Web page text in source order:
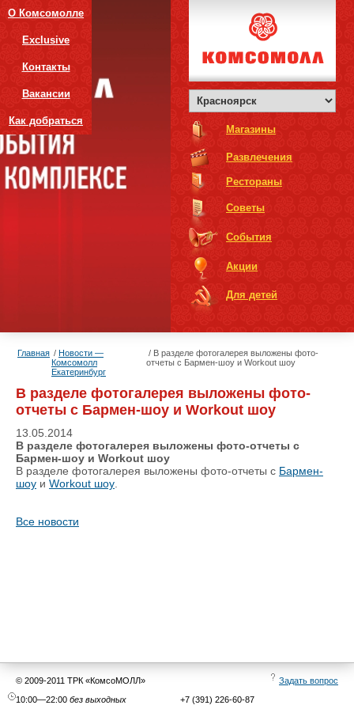
О Комсомолле
Exclusive
Контакты
Вакансии
Как добраться
Магазины
Развлечения
Рестораны
Советы
События
Акции
Для детей
Главная
Новости —
Комсомолл
Екатеринбург
В разделе фотогалерея выложены фото-
отчеты с Бармен-шоу и Workout шоу
В разделе фотогалерея выложены фото-
отчеты с Бармен-шоу и Workout шоу
13.05.2014
В разделе фотогалерея выложены фото-отчеты с
Бармен-шоу и Workout шоу
В разделе фотогалерея выложены фото-отчеты с Бармен-
шоу и Workout шоу
Все новости
© 2009-2011 ТРК «КомсоМОЛЛ»
Задать вопрос
10:00—22:00 без выходных +7 (391) 226-60-87